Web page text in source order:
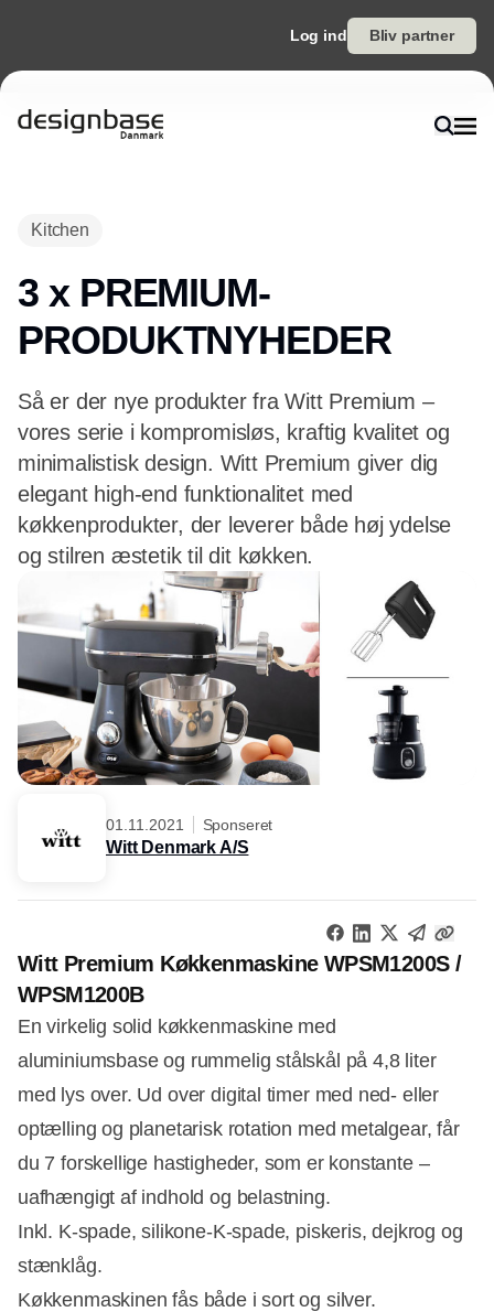
Log ind Bliv partner
Kitchen
3 x PREMIUM-
PRODUKTNYHEDER
Så er der nye produkter fra Witt Premium –
vores serie i kompromisløs, kraftig kvalitet og
minimalistisk design. Witt Premium giver dig
elegant high-end funktionalitet med
køkkenprodukter, der leverer både høj ydelse
og stilren æstetik til dit køkken.
01.11.2021 Sponseret
Witt Denmark A/S
Witt Premium Køkkenmaskine WPSM1200S /
WPSM1200B
En virkelig solid køkkenmaskine med
aluminiumsbase og rummelig stålskål på 4,8 liter
med lys over. Ud over digital timer med ned- eller
optælling og planetarisk rotation med metalgear, får
du 7 forskellige hastigheder, som er konstante –
uafhængigt af indhold og belastning.
Inkl. K-spade, silikone-K-spade, piskeris, dejkrog og
stænklåg.
Køkkenmaskinen fås både i sort og silver.